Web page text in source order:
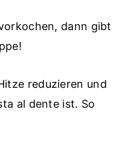
dann gibt
reduzieren und
al dente ist. So